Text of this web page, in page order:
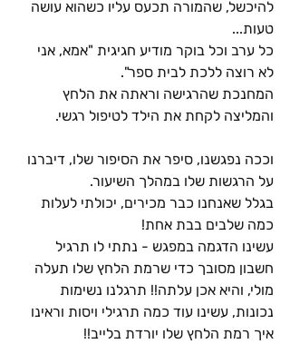
להיכשל, שהמורה תכעס עליו כשהוא עושה
טעות...
כל ערב וכל בוקר מודיע חגיגית "אמא, אני
לא רוצה ללכת לבית ספר".
המחנכת שהרגישה וראתה את הלחץ
והמליצה לקחת את הילד לטיפול רגשי.
וככה נפגשנו, סיפר את הסיפור שלו, דיברנו
על הרגשות שלו במהלך השיעור.
בגלל שאנחנו כבר מכירים, יכולתי לעלות
כמה שלבים בבת אחת!
עשינו הדגמה במפגש - נתתי לו תרגיל
חשבון מסובך כדי שרמת הלחץ שלו תעלה
מולי, והיא אכן עלתה!! תרגלנו נשימות
נכונות, עשינו עוד כמה תרגילי ויסות וראינו
איך רמת הלחץ שלו יורדת בלייב!!